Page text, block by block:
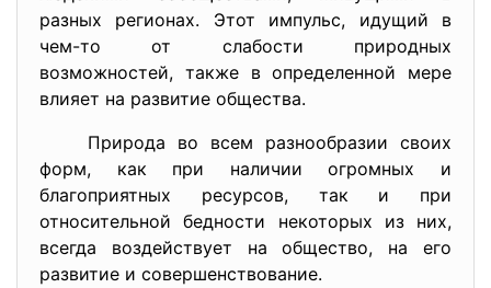
разных регионах. Этот импульс, идущий в
чем-то от слабости природных
возможностей, также в определенной мере
влияет на развитие общества.
Природа во всем разнообразии своих
форм, как при наличии огромных и
благоприятных ресурсов, так и при
относительной бедности некоторых из них,
всегда воздействует на общество, на его
развитие и совершенствование.